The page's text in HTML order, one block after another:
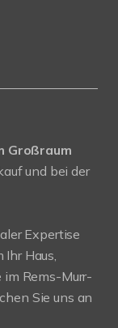
Großraum
und bei der
Expertise
Ihr Haus,
Rems-Murr-
Sie uns an